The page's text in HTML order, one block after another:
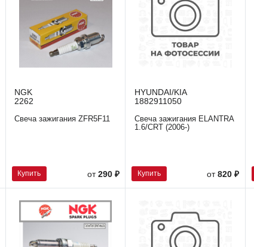
NGK
2262
Свеча зажигания ZFR5F11
Купить от 290 ₽
HYUNDAI/KIA
1882911050
Свеча зажигания ELANTRA
1.6/CRT (2006-)
Купить от820 ₽